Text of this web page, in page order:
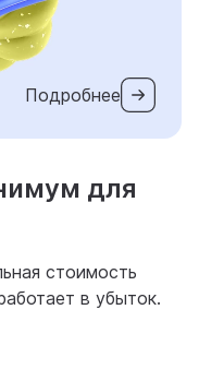
Подробнее
для
стоимость
в убыток.